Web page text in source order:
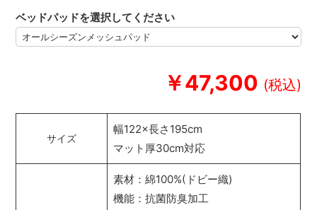
￥47,300
ベッドパッドを選択してください
サイズ
幅122×長さ195cm
マット厚30cm対応
素材：綿100%(ドビー織)
機能：抗菌防臭加工